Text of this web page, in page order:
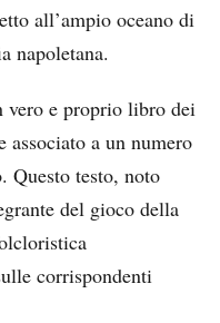
all’ampio oceano di
napoletana.
vero e proprio libro dei
associato a un numero
Questo testo, noto
del gioco della
corrispondenti